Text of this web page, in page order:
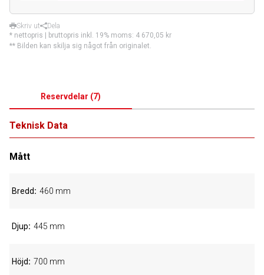
Skriv ut
Dela
* nettopris | bruttopris inkl. 19% moms: 4 670,05 kr
** Bilden kan skilja sig något från originalet.
Reservdelar (7)
Teknisk Data
Mått
Bredd 460 mm
Djup 445 mm
Höjd 700 mm